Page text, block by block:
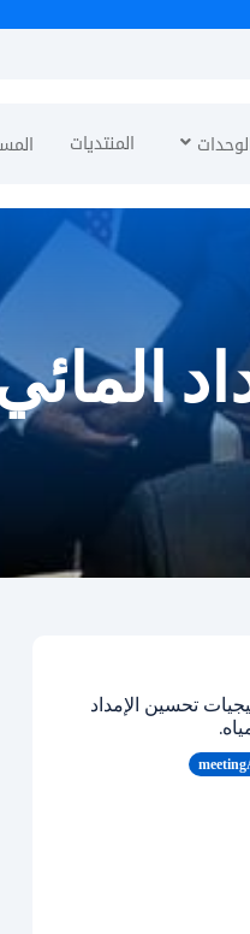
المنتديات
للمصادر المائية. 2. استراتيجيات تحسين الإمداد